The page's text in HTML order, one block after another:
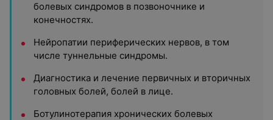
болевых синдромов в позвоночнике и
конечностях.
Нейропатии периферических нервов, в том
числе туннельные синдромы.
Диагностика и лечение первичных и вторичных
головных болей, болей в лице.
Ботулинотерапия хронических болевых